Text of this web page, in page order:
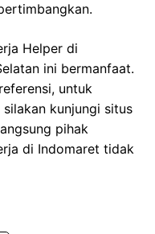
Helper di
ini bermanfaat.
untuk
kunjungi situs
pihak
di Indomaret tidak